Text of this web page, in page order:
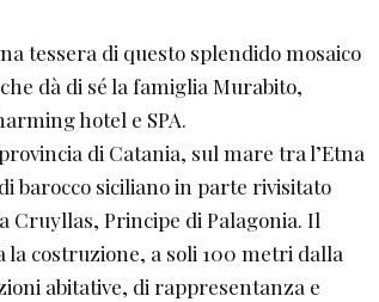
tessera di questo splendido mosaico
dà di sé la famiglia Murabito,
hotel e SPA.
di Catania, sul mare tra l’Etna
barocco siciliano in parte rivisitato
Cruyllas, Principe di Palagonia. Il
la costruzione, a soli 100 metri dalla
abitative, di rappresentanza e